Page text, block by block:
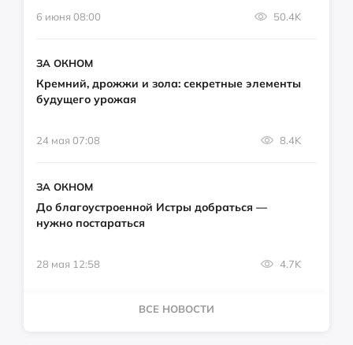
6 июня 08:00 50.4K
ЗА ОКНОМ
Кремний, дрожжи и зола: секретные элементы
будущего урожая
24 мая 07:08 8.4K
ЗА ОКНОМ
До благоустроенной Истры добраться —
нужно постараться
28 мая 12:58 4.7K
ВСЕ НОВОСТИ